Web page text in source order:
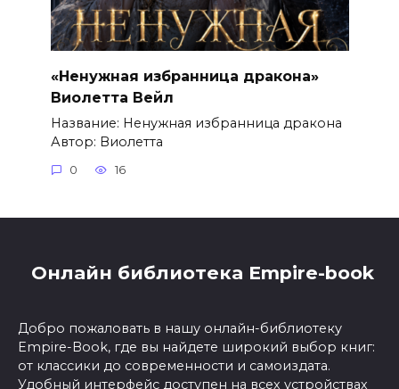
«Ненужная избранница дракона»
Виолетта Вейл
Название: Ненужная избранница дракона
Автор: Виолетта
0 16
Онлайн библиотека Empire-book
Добро пожаловать в нашу онлайн-библиотеку
Empire-Book, где вы найдете широкий выбор книг:
от классики до современности и самоиздата.
Удобный интерфейс доступен на всех устройствах